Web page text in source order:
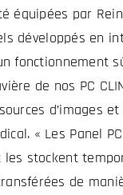
équipées par
développés en
fonctionnement
de nos PC
d’images
« Les Panel
stockent
de